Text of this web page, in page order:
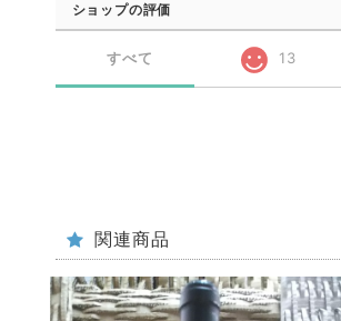
ショップの評価
すべて 13
関連商品